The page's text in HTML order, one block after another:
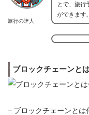
旅行の達人
とで、旅行
ができます。
ブロックチェーンと
– ブロックチェーンとは